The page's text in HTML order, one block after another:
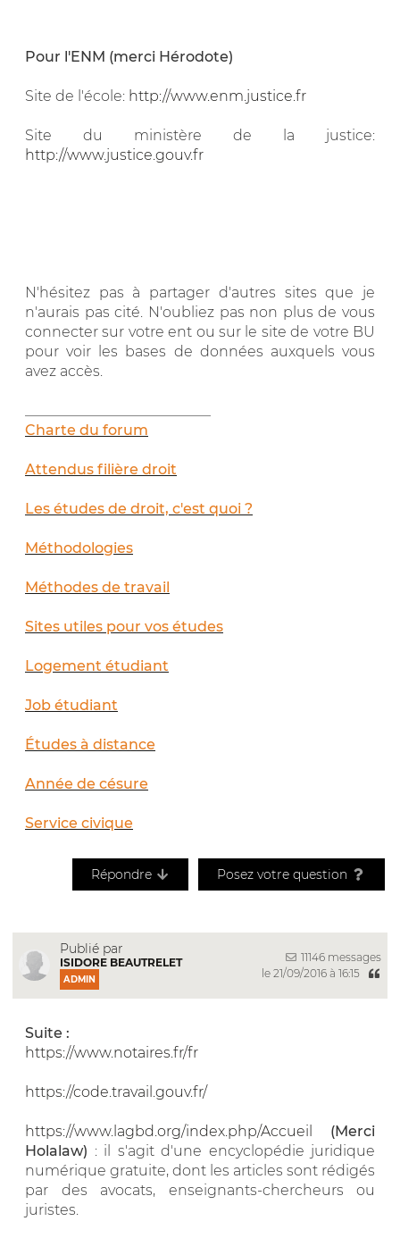
Pour l'ENM (merci Hérodote)
Site de l'école: http://www.enm.justice.fr
Site du ministère de la justice:
http://www.justice.gouv.fr
N'hésitez pas à partager d'autres sites que je
n'aurais pas cité.
N'oubliez pas non plus de vous
connecter sur votre ent ou sur le site de votre BU
pour voir les bases de données auxquels vous
avez accès.
Charte du forum
Attendus filière droit
Les études de droit, c'est quoi ?
Méthodologies
Méthodes de travail
Sites utiles pour vos études
Logement étudiant
Job étudiant
Études à distance
Année de césure
Service civique
Répondre Posez votre question
Publié par
ISIDORE BEAUTRELET
ADMIN
11146 messages
le 21/09/2016 à 16:15
Suite :
https://www.notaires.fr/fr
https://code.travail.gouv.fr/
https://www.lagbd.org/index.php/Accueil
(Merci
Holalaw) : il s'agit d'une encyclopédie juridique
numérique gratuite, dont les articles sont rédigés
par des avocats, enseignants-chercheurs ou
juristes.